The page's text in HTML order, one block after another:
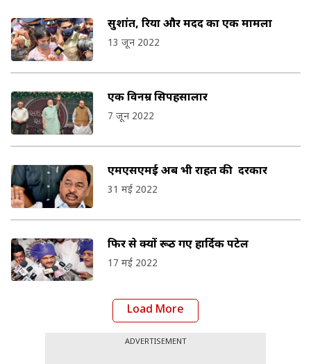
सुशांत, रिया और मदद का एक मामला
13 जून 2022
एक विनम्र सिपहसालार
7 जून 2022
एमएसएमई अब भी राहत की दरकार
31 मई 2022
फिर से क्यों रूठ गए हार्दिक पटेल
17 मई 2022
Load More
ADVERTISEMENT